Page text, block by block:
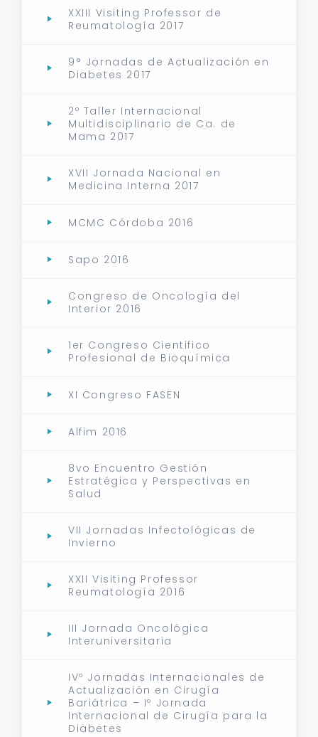
XXIII Visiting Professor de
Reumatología 2017
9° Jornadas de Actualización en
Diabetes 2017
2º Taller Internacional
Multidisciplinario de Ca. de
Mama 2017
XVII Jornada Nacional en
Medicina Interna 2017
MCMC Córdoba 2016
Sapo 2016
Congreso de Oncología del
Interior 2016
1er Congreso Cientifico
Profesional de Bioquímica
XI Congreso FASEN
Alfim 2016
8vo Encuentro Gestión
Estratégica y Perspectivas en
Salud
VII Jornadas Infectológicas de
Invierno
XXII Visiting Professor
Reumatología 2016
III Jornada Oncológica
Interuniversitaria
IVº Jornadas Internacionales de
Actualización en Cirugía
Bariátrica – Iº Jornada
Internacional de Cirugía para la
Diabetes